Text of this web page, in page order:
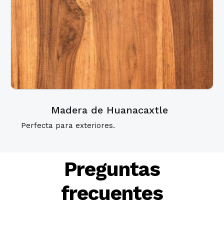
Madera de Huanacaxtle
Perfecta para exteriores.
Preguntas
frecuentes